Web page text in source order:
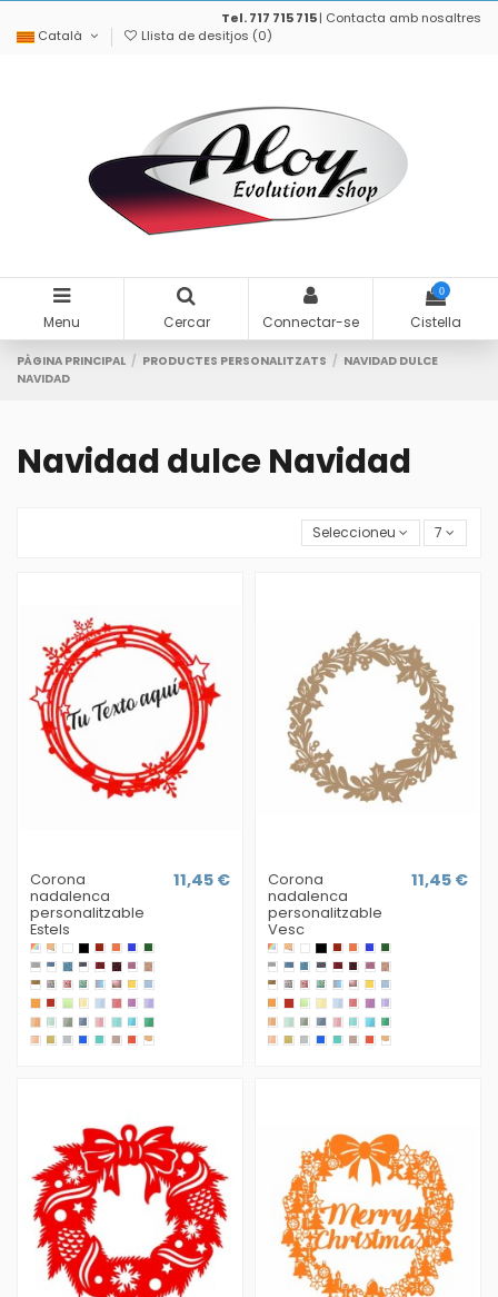
Tel. 717 715 715| Contacta amb nosaltres
Català
Llista de desitjos (0)
Menu Cercar Connectar-se
0
Cistella
PÀGINA PRINCIPAL PRODUCTES PERSONALITZATS
NAVIDAD DULCE
NAVIDAD
Navidad dulce Navidad
Seleccioneu 7
Corona
nadalenca
personalitzable
Estels
11,45 € Corona
nadalenca
personalitzable
Vesc
11,45 €